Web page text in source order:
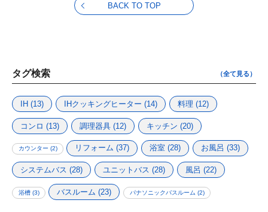
BACK TO TOP
タグ検索 （全て見る）
IH (13) IHクッキングヒーター (14) 料理 (12)
コンロ (13) 調理器具(12) キッチン (20)
カウンター (2) リフォーム (37) 浴室 (28) お風呂 (33)
システムバス (28) ユニットバス (28) 風呂 (22)
浴槽(3) バスルーム (23) パナソニックバスルーム (2)